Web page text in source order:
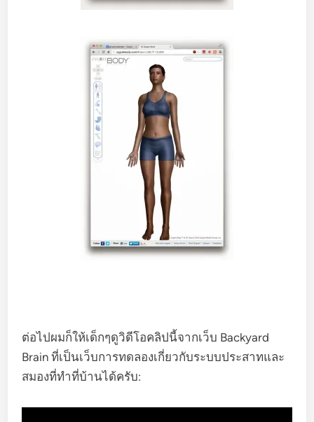
ต่อไปผมก็ให้เด็กๆดูวิดีโอคลิปนี้จากเว็บ Backyard
Brain ที่เป็นเว็บการทดลองเกี่ยวกับระบบประสาทและ
สมองที่ทำที่บ้านได้ครับ: